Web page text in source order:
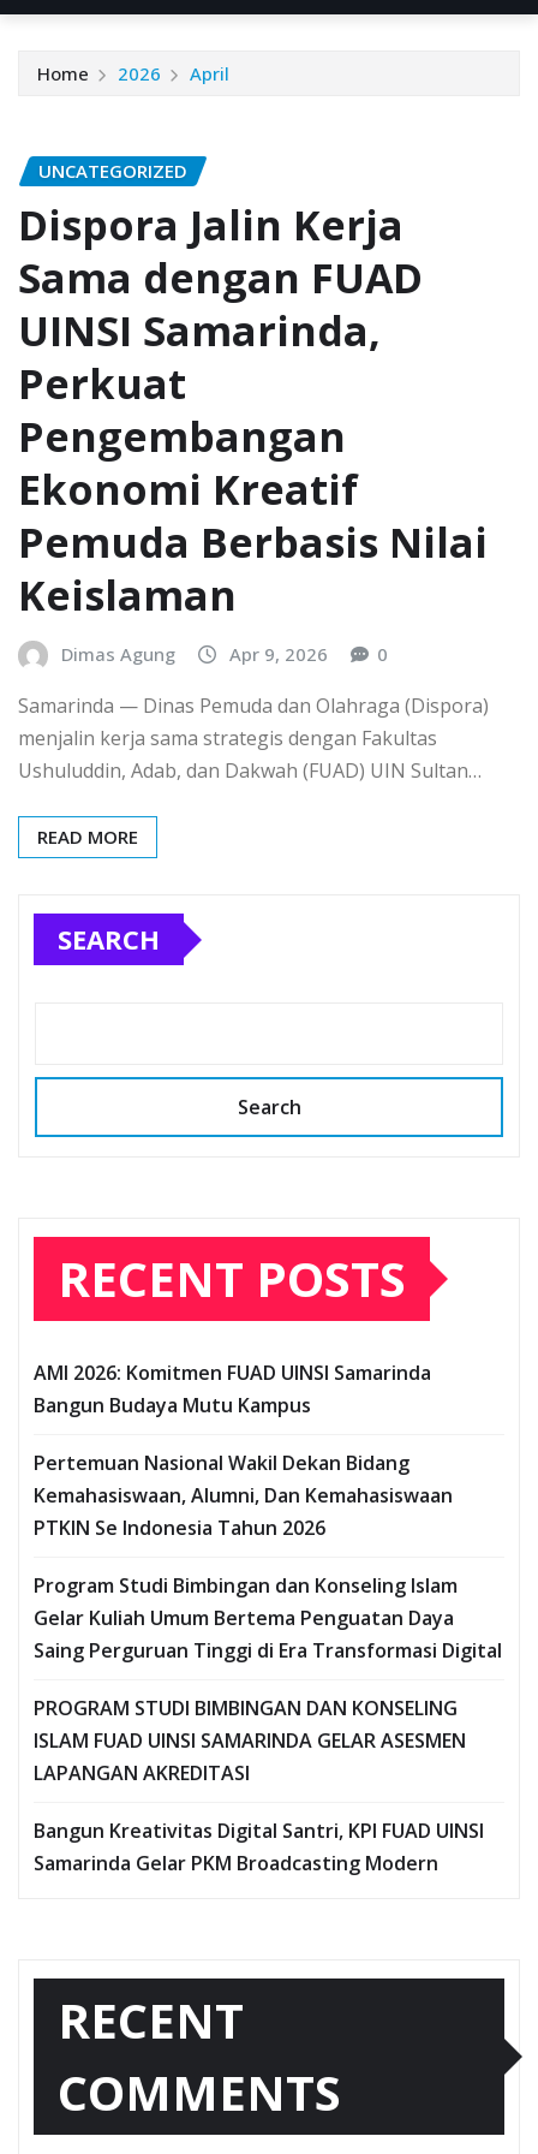
Home 2026 April
UNCATEGORIZED
Dispora Jalin Kerja
Sama dengan FUAD
UINSI Samarinda,
Perkuat
Pengembangan
Ekonomi Kreatif
Pemuda Berbasis Nilai
Keislaman
Dimas Agung Apr 9, 2026 0
Samarinda — Dinas Pemuda dan Olahraga (Dispora)
menjalin kerja sama strategis dengan Fakultas
Ushuluddin, Adab, dan Dakwah (FUAD) UIN Sultan…
READ MORE
SEARCH
Search
RECENT POSTS
AMI 2026: Komitmen FUAD UINSI Samarinda
Bangun Budaya Mutu Kampus
Pertemuan Nasional Wakil Dekan Bidang
Kemahasiswaan, Alumni, Dan Kemahasiswaan
PTKIN Se Indonesia Tahun 2026
Program Studi Bimbingan dan Konseling Islam
Gelar Kuliah Umum Bertema Penguatan Daya
Saing Perguruan Tinggi di Era Transformasi Digital
PROGRAM STUDI BIMBINGAN DAN KONSELING
ISLAM FUAD UINSI SAMARINDA GELAR ASESMEN
LAPANGAN AKREDITASI
Bangun Kreativitas Digital Santri, KPI FUAD UINSI
Samarinda Gelar PKM Broadcasting Modern
RECENT
COMMENTS